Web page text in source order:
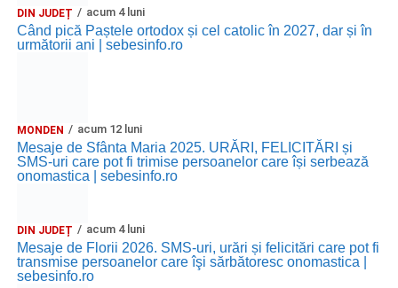
DIN JUDEȚ acum 4 luni
Când pică Paștele ortodox și cel catolic în 2027, dar și în
următorii ani | sebesinfo.ro
MONDEN acum 12 luni
Mesaje de Sfânta Maria 2025. URĂRI, FELICITĂRI și
SMS-uri care pot fi trimise persoanelor care își serbează
onomastica | sebesinfo.ro
DIN JUDEȚ acum 4 luni
Mesaje de Florii 2026. SMS-uri, urări și felicitări care pot fi
transmise persoanelor care îşi sărbătoresc onomastica |
sebesinfo.ro